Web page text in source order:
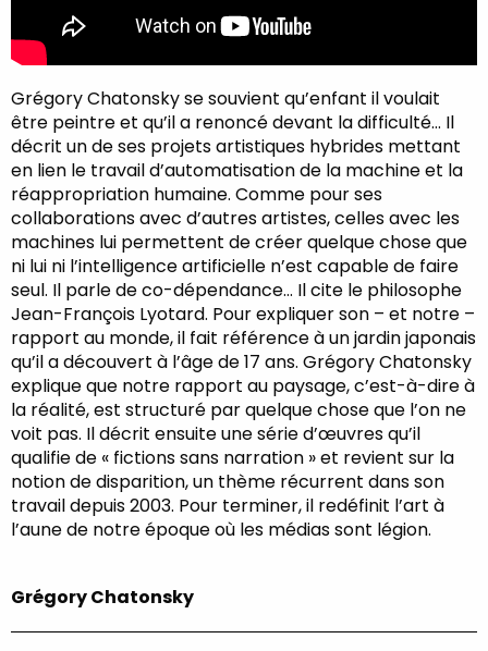
Grégory Chatonsky se souvient qu’enfant il voulait
être peintre et qu’il a renoncé devant la difficulté… Il
décrit un de ses projets artistiques hybrides mettant
en lien le travail d’automatisation de la machine et la
réappropriation humaine. Comme pour ses
collaborations avec d’autres artistes, celles avec les
machines lui permettent de créer quelque chose que
ni lui ni l’intelligence artificielle n’est capable de faire
seul. Il parle de co-dépendance… Il cite le philosophe
Jean-François Lyotard. Pour expliquer son – et notre –
rapport au monde, il fait référence à un jardin japonais
qu’il a découvert à l’âge de 17 ans. Grégory Chatonsky
explique que notre rapport au paysage, c’est-à-dire à
la réalité, est structuré par quelque chose que l’on ne
voit pas. Il décrit ensuite une série d’œuvres qu’il
qualifie de « fictions sans narration » et revient sur la
notion de disparition, un thème récurrent dans son
travail depuis 2003. Pour terminer, il redéfinit l’art à
l’aune de notre époque où les médias sont légion.
Grégory Chatonsky